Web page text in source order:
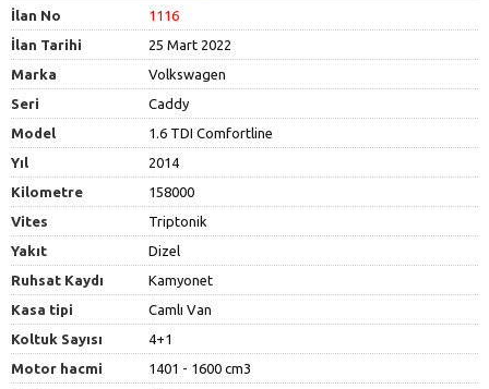
İlan No
1116
İlan Tarihi
25 Mart 2022
Marka
Volkswagen
Seri
Caddy
Model
1.6 TDI Comfortline
Yıl
2014
Kilometre
158000
Vites
Triptonik
Yakıt
Dizel
Ruhsat Kaydı
Kamyonet
Kasa tipi
Camlı Van
Koltuk Sayısı
4+1
Motor hacmi
1401 - 1600 cm3